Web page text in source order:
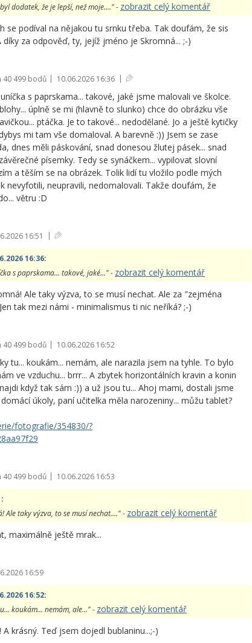
dodatek, že je lepší, než moje...." - zobrazit celý komentář
se podíval na nějakou tu srnku třeba. Tak doufám, že sis
za odpověď, ty, jejíž jméno je Skromná... ;-)
40 499 bodů | 10.06.2026 16:36 |
s paprskama... takové, jaké jsme malovali ve školce.
úplně se mi (hlavně to slunko) chce do obrázku vše
ptáčka. Je to takové... nedodĕlané. Jo a ještě kytičky
mi tam vše domaloval. A barevně :)) Jsem se zase
dnes měli páskování, snad donesou žlutej pásek... snad
písemky. Tedy se synáčkem... vypilovat slovní
a těším se na obrázek. Tolik lidí tu vložilo podle mých
nevyfotili, neupravili, nedomalovali. Takže doufám, že
větru :D
16:51 |
16:36:
s paprskama... takové, jaké..." - zobrazit celý komentář
Ale taky výzva, to se musí nechat. Ale za "zejména
tak mezi námi - minimalismus ti nic neříká? ;-)
40 499 bodů | 10.06.2026 16:52
tu... koukám... nemám, ale narazila jsem na tyhle. To bylo
ve vzduchu... brrr... A zbytek horizontálních kravin a konin
když tak sám :)) a už jsou tu... Ahoj mami, dostali jsme
úkoly, paní učitelka měla narozeniny... můžu tablet?
fotografie/354830/?
40 499 bodů | 10.06.2026 16:53
:
Ale taky výzva, to se musí nechat...." - zobrazit celý komentář
maximálně ještě mrak...
16:59
16:52:
koukám... nemám, ale..." - zobrazit celý komentář
krásný. Teď jsem dojedl bublaninu...;-)